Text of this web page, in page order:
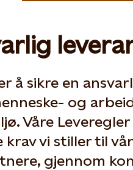
å sikre en
og
Våre
krav vi stiller til
gjennom